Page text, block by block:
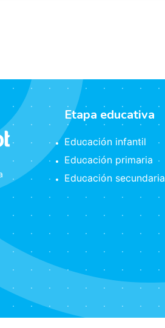
Etapa educativa
Educación infantil
Educación primaria
Educación secundaria